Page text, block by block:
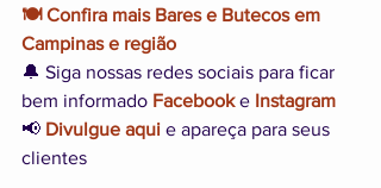
🍽️ Confira mais Bares e Butecos em
Campinas e região
🔔 Siga nossas redes sociais para ficar
bem informado Facebook e Instagram
📢 Divulgue aqui e apareça para seus
clientes